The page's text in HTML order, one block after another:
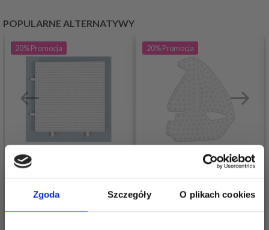
Zgoda Szczegóły O plikach cookies
POPULARNE ALTERNATYWY
20%Promocja
TALERZ HAMA -
KWADRAT 575
20%Promocja
HAMA MIDI - STATEK
333